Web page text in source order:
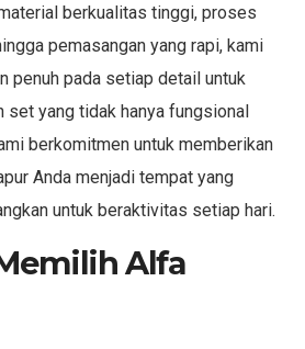
berkualitas tinggi, proses
pemasangan yang rapi, kami
penuh pada setiap detail untuk
set yang tidak hanya fungsional
berkomitmen untuk memberikan
Anda menjadi tempat yang
untuk beraktivitas setiap hari.
Alfa